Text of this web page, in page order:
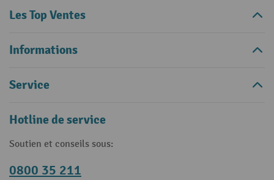
Les Top Ventes
Informations
Service
Hotline de service
Soutien et conseils sous:
0800 35 211